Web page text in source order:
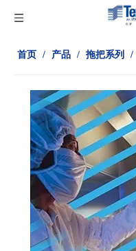
首页 / 产品 / 拖把系列 /